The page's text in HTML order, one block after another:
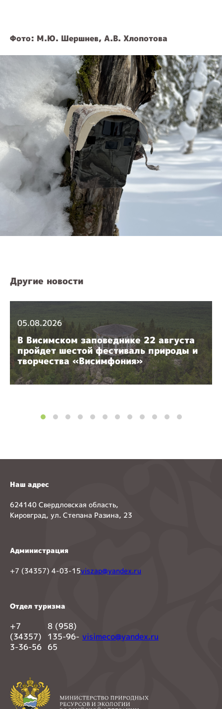
Фото: М.Ю. Шершнев, А.В. Хлопотова
Другие новости
05.08.2026
В Висимском заповеднике 22 августа
пройдет шестой фестиваль природы и
творчества «Висимфония»
Наш адрес
624140 Свердловская область,
Кировград, ул. Степана Разина, 23
Администрация
+7 (34357) 4-03-15viszap@yandex.ru
Отдел туризма
+7
(34357)
3-36-56
8 (958)
135-96-
65
visimeco@yandex.ru